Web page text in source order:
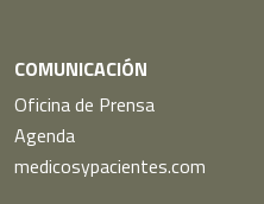
COMUNICACIÓN
Oficina de Prensa
Agenda
medicosypacientes.com